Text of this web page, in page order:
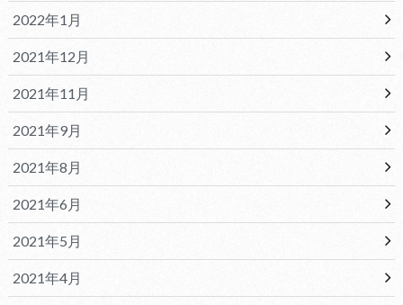
2022年1月
2021年12月
2021年11月
2021年9月
2021年8月
2021年6月
2021年5月
2021年4月